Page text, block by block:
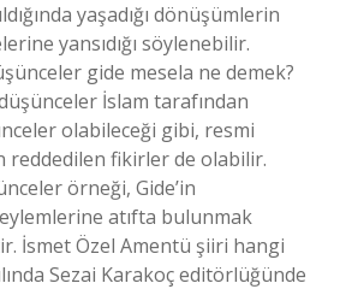
yaşadığı dönüşümlerin
yansıdığı söylenebilir.
gide mesela ne demek?
İslam tarafından
olabileceği gibi, resmi
reddedilen fikirler de olabilir.
örneği, Gide’in
atıfta bulunmak
İsmet Özel Amentü şiiri hangi
Sezai Karakoç editörlüğünde